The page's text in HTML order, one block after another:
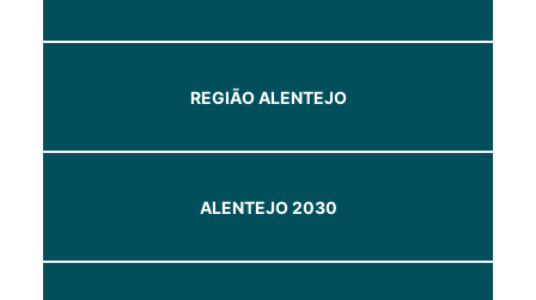
REGIÃO ALENTEJO
ALENTEJO 2030